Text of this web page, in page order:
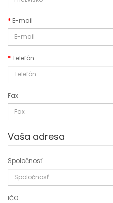
E-mail
Telefón
Fax
Vaša adresa
Spoločnosť
IČO